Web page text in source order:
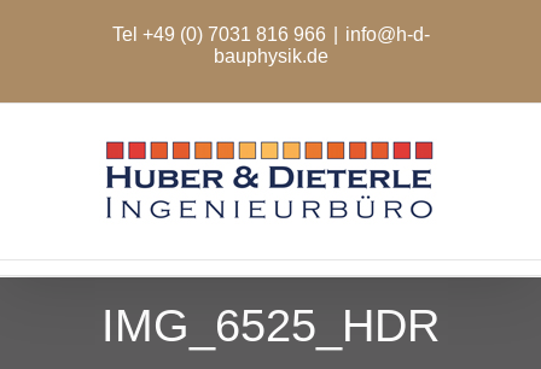
Tel +49 (0) 7031 816 966
info@h-d-
bauphysik.de
IMG_6525_HDR